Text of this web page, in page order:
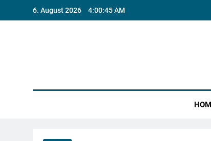
6. August 2026 4:00:46 AM